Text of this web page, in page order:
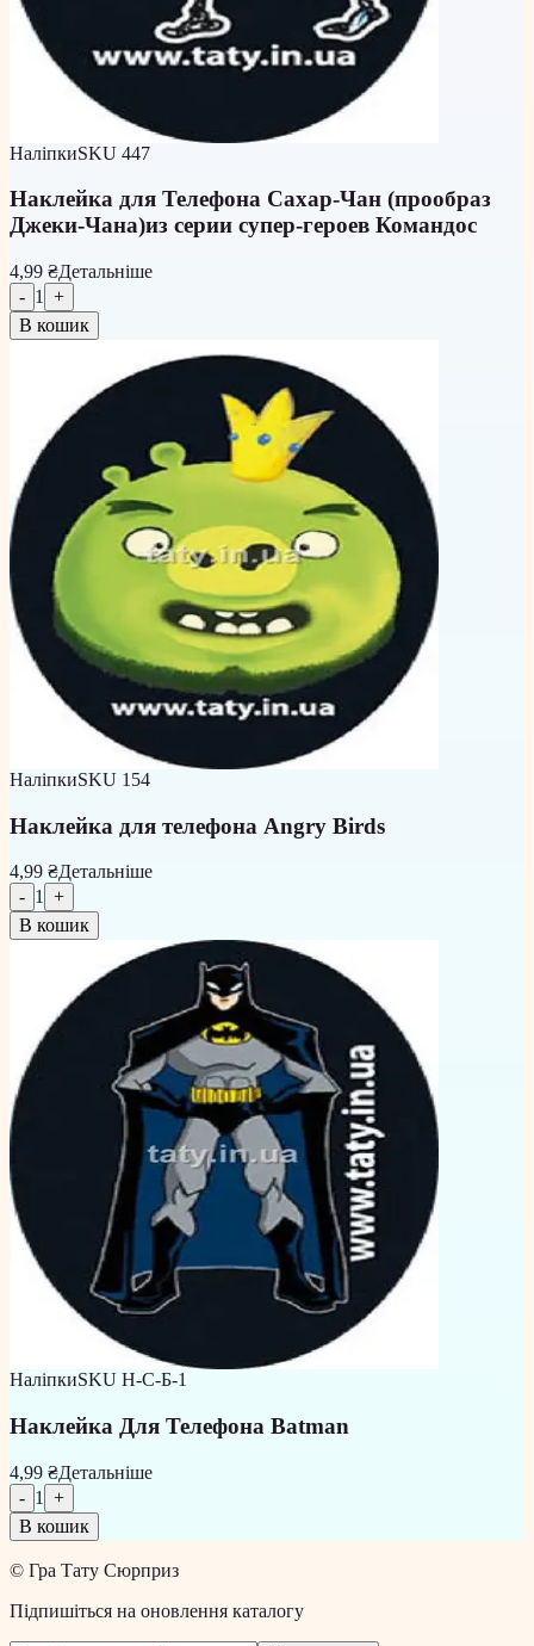
НаліпкиSKU 447
Наклейка для Телефона Сахар-Чан (прообраз
Джеки-Чана)из серии супер-героев Командос
4,99 ₴Детальніше
- 1
+
В кошик
НаліпкиSKU 154
Наклейка для телефона Angry Birds
4,99 ₴Детальніше
- 1
+
В кошик
НаліпкиSKU Н-С-Б-1
Наклейка Для Телефона Batman
4,99 ₴Детальніше
- 1
+
В кошик
© Гра Тату Сюрприз
Підпишіться на оновлення каталогу